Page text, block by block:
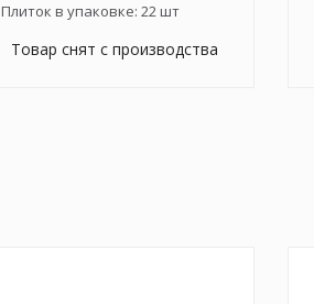
Плиток в упаковке: 22 шт
Товар снят с производства